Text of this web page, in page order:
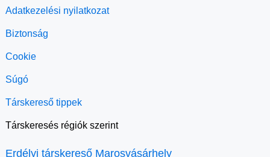
Adatkezelési nyilatkozat
Biztonság
Cookie
Súgó
Társkereső tippek
Társkeresés régiók szerint
Erdélyi társkereső Marosvásárhely